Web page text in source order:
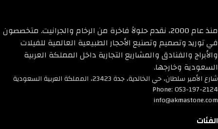
منذ عام 2000، نقدم حلولاً فاخرة من الرخام والجرانيت. متخصصون
في توريد وتصميم وتصنيع الأحجار الطبيعية العالمية للفيلات
والأبراج والفنادق والمشاريع التجارية داخل المملكة العربية
السعودية وخارجها.
شارع الأمير سلطان، حي الخالدية، جدة 23423، المملكة العربية السعودية
Phone: 053-197-2124
info@akmastone.com
الفئات